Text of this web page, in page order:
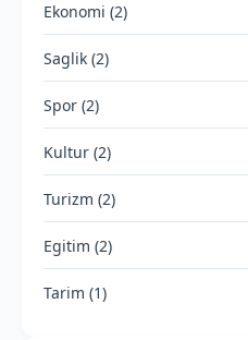
Ekonomi (2)
Saglik (2)
Spor (2)
Kultur (2)
Turizm (2)
Egitim (2)
Tarim (1)